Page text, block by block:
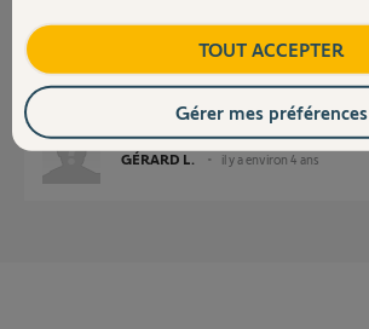
bonsoir
GÉRARD L. il y a environ 4 ans
TOUT ACCEPTER
Gérer mes préférences